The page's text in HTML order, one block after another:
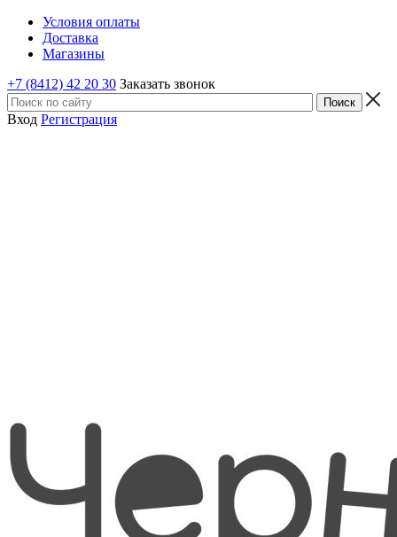
Условия оплаты
Доставка
Магазины
+7 (8412) 42 20 30 Заказать звонок
Вход Регистрация